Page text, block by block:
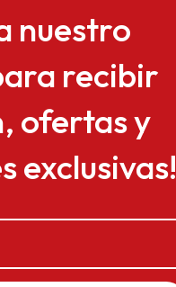
nuestro
recibir
ofertas y
exclusivas!